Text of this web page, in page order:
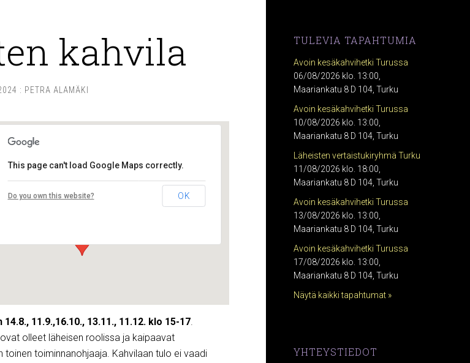
kahvila
: PETRA ALAMÄKI
Lounais-Suomen – SYLI ry
Maariankatu 8 D 104 - Turku
This page can't load Google Maps correctly.
Do you own this website? OK
11.9.,16.10., 13.11., 11.12. klo 15-17.
olleet läheisen roolissa ja kaipaavat
toinen toiminnanohjaaja. Kahvilaan tulo ei vaadi
TULEVIA TAPAHTUMIA
Avoin kesäkahvihetki Turussa
06/08/2026 klo. 13:00,
Maariankatu 8 D 104, Turku
Avoin kesäkahvihetki Turussa
10/08/2026 klo. 13:00,
Maariankatu 8 D 104, Turku
Läheisten vertaistukiryhmä Turku
11/08/2026 klo. 18:00,
Maariankatu 8 D 104, Turku
Avoin kesäkahvihetki Turussa
13/08/2026 klo. 13:00,
Maariankatu 8 D 104, Turku
Avoin kesäkahvihetki Turussa
17/08/2026 klo. 13:00,
Maariankatu 8 D 104, Turku
Näytä kaikki tapahtumat »
YHTEYSTIEDOT